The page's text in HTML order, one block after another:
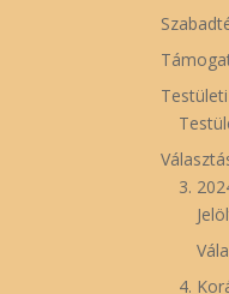
3.
4.